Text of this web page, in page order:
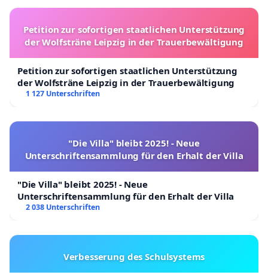
Petition zur sofortigen staatlichen Unterstützung
der Wolfsträne Leipzig in der Trauerbewältigung
Petition zur sofortigen staatlichen Unterstützung
der Wolfsträne Leipzig in der Trauerbewältigung
1 127 Unterschriften
"Die Villa" bleibt 2025! - Neue
Unterschriftensammlung für den Erhalt der Villa
"Die Villa" bleibt 2025! - Neue
Unterschriftensammlung für den Erhalt der Villa
2 038 Unterschriften
Verbesserung des Schulsystems